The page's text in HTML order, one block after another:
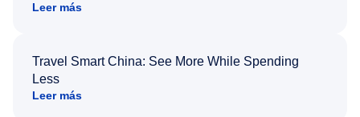
Leer más
Travel Smart China: See More While Spending
Less
Leer más